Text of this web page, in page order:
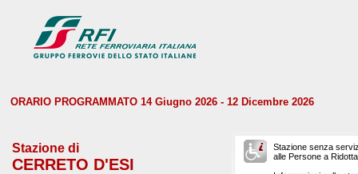
ORARIO PROGRAMMATO 14 Giugno 2026 - 12 Dicembre 2026
Stazione di
CERRETO D'ESI
Stazione senza
alle Persone a